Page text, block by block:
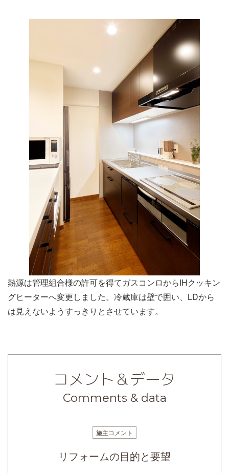
熱源は管理組合様の許可を得てガスコンロからIHクッキン
グヒーターへ変更しました。冷蔵庫は壁で囲い、LDから
は見えないようすっきりとさせています。
コメント＆データ
Comments & data
施主コメント
リフォームの目的と要望